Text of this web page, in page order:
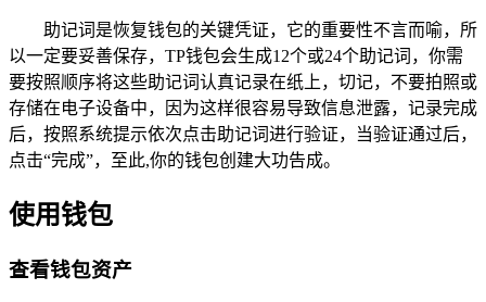
助记词是恢复钱包的关键凭证，它的重要性不言而喻，所
以一定要妥善保存，TP钱包会生成12个或24个助记词，你需
要按照顺序将这些助记词认真记录在纸上，切记，不要拍照或
存储在电子设备中，因为这样很容易导致信息泄露，记录完成
后，按照系统提示依次点击助记词进行验证，当验证通过后，
点击“完成”，至此,你的钱包创建大功告成。
使用钱包
查看钱包资产